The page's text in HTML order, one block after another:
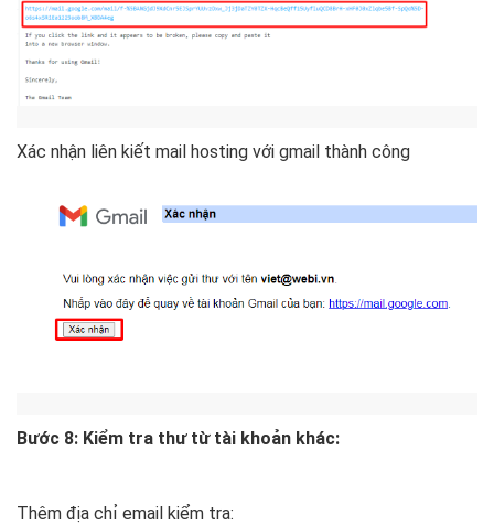
Xác nhận liên kiết mail hosting với gmail thành công
Bước 8: Kiểm tra thư từ tài khoản khác:
Thêm địa chỉ email kiểm tra: